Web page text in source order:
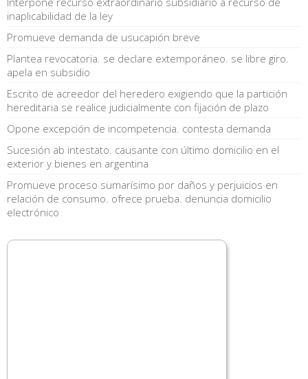
inaplicabilidad de la ley
Promueve demanda de usucapión breve
Plantea revocatoria. se declare extemporáneo. se libre giro.
apela en subsidio
Escrito de acreedor del heredero exigiendo que la partición
hereditaria se realice judicialmente con fijación de plazo
Opone excepción de incompetencia. contesta demanda
Sucesión ab intestato. causante con último domicilio en el
exterior y bienes en argentina
Promueve proceso sumarísimo por daños y perjuicios en
relación de consumo. ofrece prueba. denuncia domicilio
electrónico